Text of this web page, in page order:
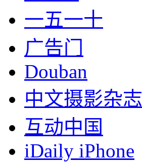
一五一十
广告门
Douban
中文摄影杂志
互动中国
iDaily iPhone